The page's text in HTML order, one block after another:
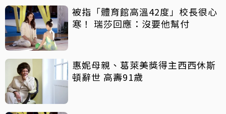
被指「體育館高溫42度」校長很心
寒！ 瑞莎回應：沒要他幫付
惠妮母親、葛萊美獎得主西西休斯
頓辭世 高壽91歲